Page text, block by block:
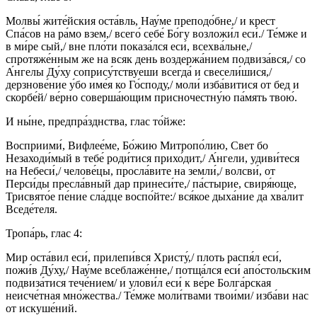
Молвы́ жите́йския оста́вль, Нау́ме преподо́бне,/ и крест
Спа́сов на ра́мо взем,/ всего́ себе́ Бо́гу возложи́л еси́./ Те́мже и
в ми́ре сый,/ вне пло́ти показа́лся еси́, всехва́льне,/
спротяже́нным же на всяк день воздержа́нием подвиза́вся,/ со
А́нгелы Ду́ху сопрису́тствуеши всегда́ и свесели́шися,/
дерзнове́ние у́бо име́я ко Го́споду,/ моли́ изба́витися от бед и
скорбе́й/ ве́рно соверша́ющим присночестну́ю па́мять твою́.
И ны́не, предпра́зднства, глас то́йже:
Восприими́, Вифлее́ме, Бо́жию Митропо́лию, Свет бо
Незаходи́мый в тебе́ роди́тися прихо́дит,/ А́нгели, удиви́теся
на Небеси́,/ челове́цы, просла́вите на земли́,/ волсви́, от
Перси́ды пресла́вный дар принеси́те,/ па́стырие, свиря́юще,
Трисвято́е пе́ние сла́дце воспо́йте:/ вся́кое дыха́ние да хва́лит
Вседе́теля.
Тропа́рь, глас 4:
Мир оста́вил еси́, прилепи́вся Христу́,/ плоть распя́л еси́,
пожи́в Ду́ху,/ Нау́ме всеблаже́нне,/ потща́лся еси́ апо́стольским
подвиза́тися тече́нием/ и улови́л еси́ к ве́ре Болга́рская
неисче́тная мно́жества./ Те́мже моли́твами твои́ми/ изба́ви нас
от искуше́ний.